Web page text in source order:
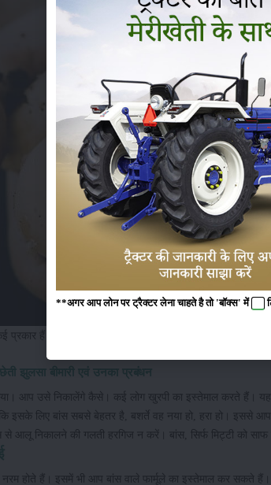
प्रकार हैं। अधिकांश स्थानों पर आलू दो रंगों में मिलते हैं। सफेद
झुलसा बीमारी एवं उनका प्रबंधन
आप उसे निकालेंगे कैसे। कई लोग खुरपी का इस्तेमाल करते हैं।
कि इसके लिए बांस सबसे बेहतर है, बशर्ते वह नया हो, हरा हो।
आलू निकालने की गलती हरगिज न करें। बांस, सिर्फ मिट्टी को साफ
होते हैं। इसमें भी आप बांस वाले फार्मूले का इस्तेमाल कर सकते
**अगर आप लोन पर ट्रैक्टर लेना चाहते है तो 'बॉक्स' में